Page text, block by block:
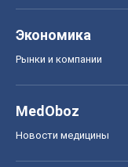
Экономика
Рынки и компании
MedOboz
Новости медицины